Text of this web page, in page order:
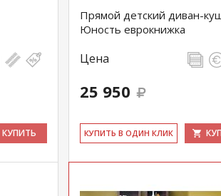
КУПИТЬ
Прямой детский диван-
Юность еврокнижка
Цена
25 950
КУ­ПИТЬ В ОДИН КЛИК